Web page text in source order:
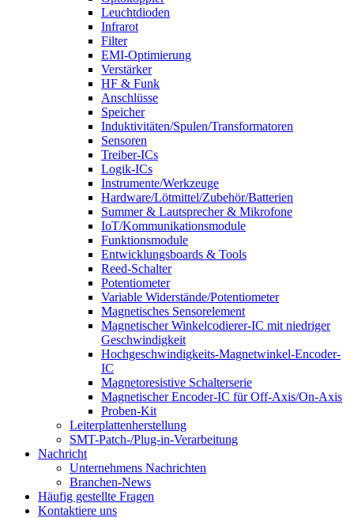
Leuchtdioden
Infrarot
Filter
EMI-Optimierung
Verstärker
HF & Funk
Anschlüsse
Speicher
Induktivitäten/Spulen/Transformatoren
Sensoren
Treiber-ICs
Logik-ICs
Instrumente/Werkzeuge
Hardware/Lötmittel/Zubehör/Batterien
Summer & Lautsprecher & Mikrofone
IoT/Kommunikationsmodule
Funktionsmodule
Entwicklungsboards & Tools
Reed-Schalter
Potentiometer
Variable Widerstände/Potentiometer
Magnetisches Sensorelement
Magnetischer Winkelcodierer-IC mit niedriger
Geschwindigkeit
Hochgeschwindigkeits-Magnetwinkel-Encoder-
IC
Magnetoresistive Schalterserie
Magnetischer Encoder-IC für Off-Axis/On-Axis
Proben-Kit
Leiterplattenherstellung
SMT-Patch-/Plug-in-Verarbeitung
Nachricht
Unternehmens Nachrichten
Branchen-News
Häufig gestellte Fragen
Kontaktiere uns